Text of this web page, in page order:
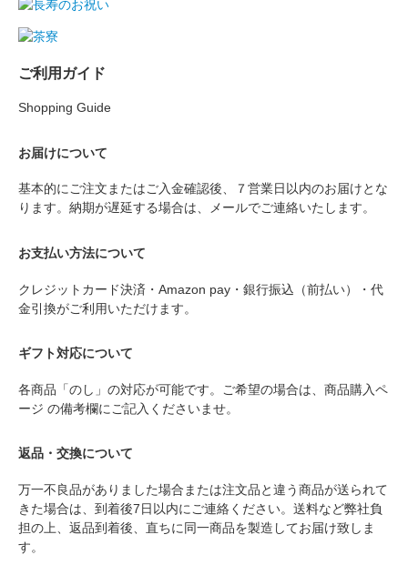
ご利用ガイド
Shopping Guide
お届けについて
基本的にご注文またはご入金確認後、７営業日以内のお届けとな
ります。納期が遅延する場合は、メールでご連絡いたします。
お支払い方法について
クレジットカード決済・Amazon pay・銀行振込（前払い）・代
金引換がご利用いただけます。
ギフト対応について
各商品「のし」の対応が可能です。ご希望の場合は、商品購入ペ
ージ の備考欄にご記入くださいませ。
返品・交換について
万一不良品がありました場合または注文品と違う商品が送られて
きた場合は、到着後7日以内にご連絡ください。送料など弊社負
担の上、返品到着後、直ちに同一商品を製造してお届け致しま
す。